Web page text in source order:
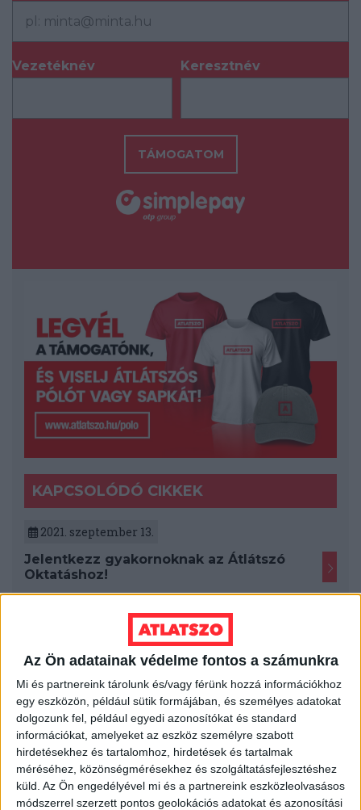
Az Ön adatainak védelme fontos a számunkra
Mi és partnereink tárolunk és/vagy férünk hozzá információkhoz
egy eszközön, például sütik formájában, és személyes adatokat
dolgozunk fel, például egyedi azonosítókat és standard
információkat, amelyeket az eszköz személyre szabott
hirdetésekhez és tartalomhoz, hirdetések és tartalmak
méréséhez, közönségmérésekhez és szolgáltatásfejlesztéshez
küld. Az Ön engedélyével mi és a partnereink eszközleolvasásos
módszerrel szerzett pontos geolokációs adatokat és azonosítási
Vezetéknév Keresztnév
TÁMOGATOM
KAPCSOLÓDÓ CIKKEK
2021. szeptember 13.
Jelentkezz gyakornoknak az Átlátszó
Oktatáshoz!
Az Átlátszó Oktatás 2018-ban
Olyan jól megy az oktatás és az
egészségügy, hogy bő másfélszeresére
emelték Kásler fizetését
2018. augusztus 6.
Olvasási nehézségekkel küszködik a